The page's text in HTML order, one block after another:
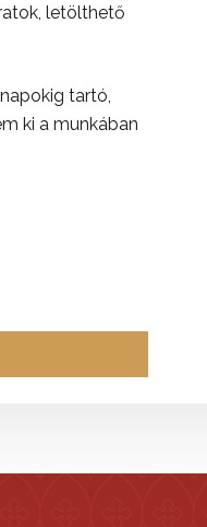
letölthető
tartó,
ki a munkában